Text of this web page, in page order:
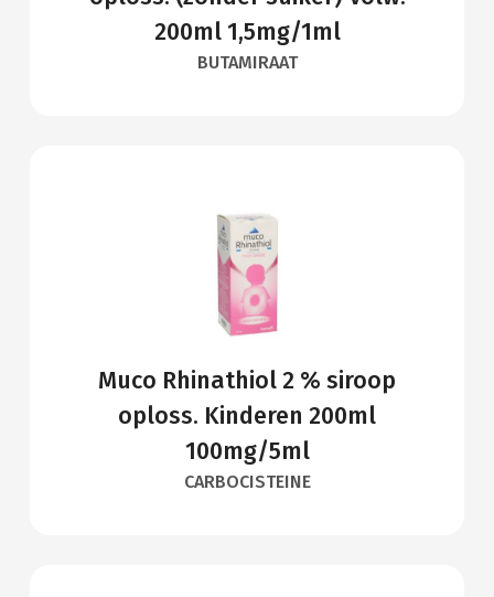
200ml 1,5mg/1ml
BUTAMIRAAT
Muco Rhinathiol 2 % siroop
oploss. Kinderen 200ml
100mg/5ml
CARBOCISTEINE